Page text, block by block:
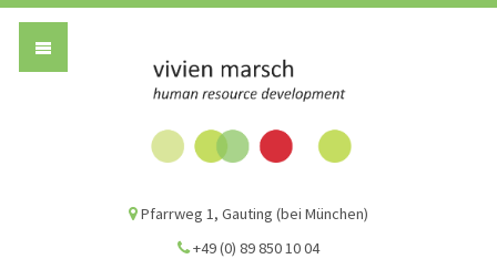
Pfarrweg 1, Gauting (bei München)
+49 (0) 89 850 10 04